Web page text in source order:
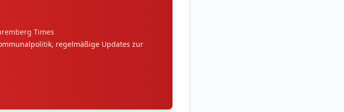
Times
regelmäßige Updates zur